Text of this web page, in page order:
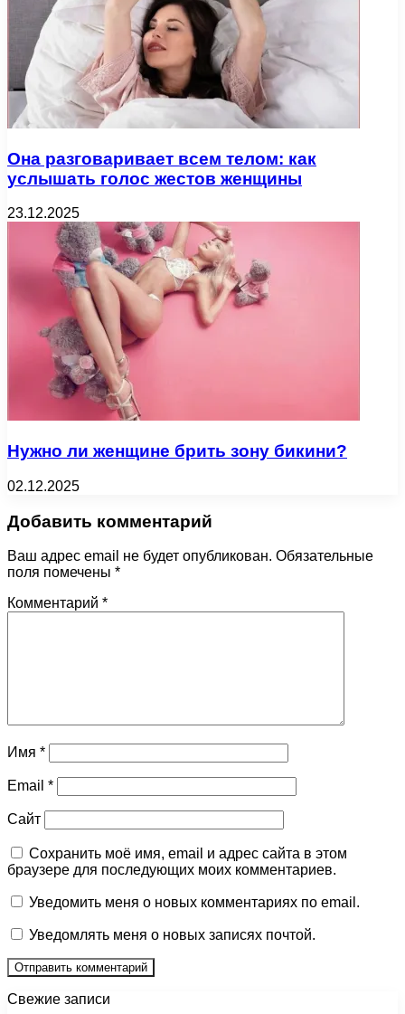
Она разговаривает всем телом: как
услышать голос жестов женщины
23.12.2025
Нужно ли женщине брить зону бикини?
02.12.2025
Добавить комментарий
Ваш адрес email не будет опубликован. Обязательные
поля помечены *
Комментарий *
Имя *
Email *
Сайт
Сохранить моё имя, email и адрес сайта в этом
браузере для последующих моих комментариев.
Уведомить меня о новых комментариях по email.
Уведомлять меня о новых записях почтой.
Свежие записи